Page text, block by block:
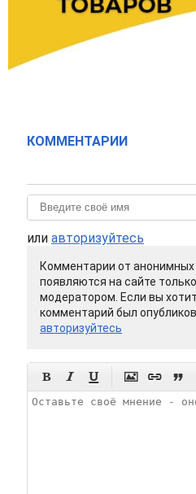
КОММЕНТАРИИ
или авторизуйтесь
Комментарии от анонимных
появляются на сайте
модератором. Если вы
комментарий был
авторизуйтесь
     